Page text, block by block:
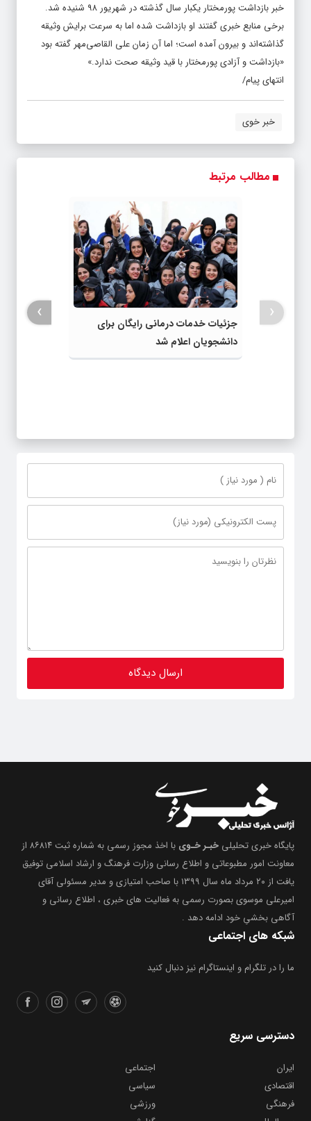
خبر بازداشت پورمختار یکبار سال گذشته در شهریور ۹۸ شنیده شد.
برخی منابع خبری گفتند او بازداشت شده اما به سرعت برایش وثیقه
گذاشته‌اند و بیرون آمده است؛ اما آن زمان علی القاصی‌مهر گفته بود
«بازداشت و آزادی پورمختار با قید وثیقه صحت ندارد.»
انتهای پیام/
خبر خوی
مطالب مرتبط
جزئیات خدمات درمانی رایگان برای
دانشجویان اعلام شد
‹
›
پایگاه خبری تحلیلی خبـر خـوی
با اخذ مجوز رسمی به شماره ثبت ۸۶۸۱۴ از
معاونت امور مطبوعاتی و اطلاع رسانی وزارت فرهنگ و ارشاد اسلامی توفیق
یافت از ۲۰ مرداد ماه سال ۱۳۹۹ با صاحب امتیازی و مدیر مسئولی آقای
امیرعلی موسوی بصورت رسمی به فعالیت های خبری ، اطلاع رسانی و
آگاهی بخشیِ خود ادامه دهد .
شبکه های اجتماعی
ما را در تلگرام و اینستاگرام نیز دنبال کنید
دسترسی سریع
ایران
اجتماعی
اقتصادی
سیاسی
فرهنگی
ورزشی